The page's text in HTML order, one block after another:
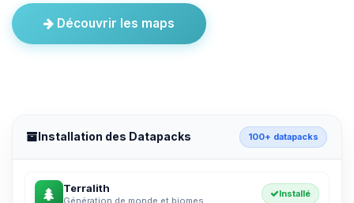
Découvrir les maps
Installation des Datapacks 100+ datapacks
Terralith
Génération de monde et biomes
Installé